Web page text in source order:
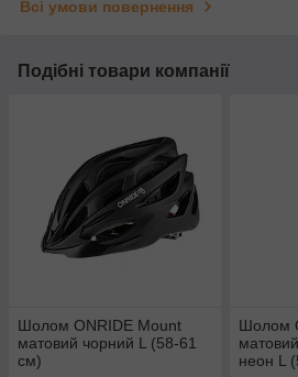
Всі умови повернення
Подібні товари компанії
Шолом ONRIDE Mount
матовий чорний L (58-61
см)
Шолом
неон L